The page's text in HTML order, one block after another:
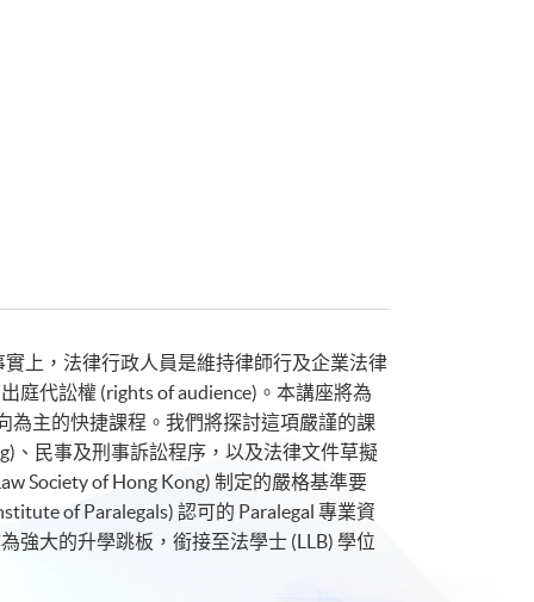
上，法律行政人員是維持律師行及企業法律
庭代訟權 (rights of audience)。本講座將為
主的快捷課程。我們將探討這項嚴謹的課
、民事及刑事訴訟程序，以及法律文件草擬
Society of Hong Kong) 制定的嚴格基準要
of Paralegals) 認可的 Paralegal 專業資
強大的升學跳板，銜接至法學士 (LLB) 學位